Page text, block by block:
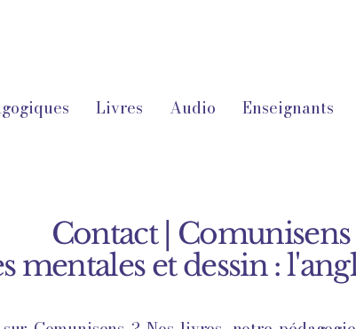
Livres Audio Enseignants
Contact | Comunisens
mentales et dessin :